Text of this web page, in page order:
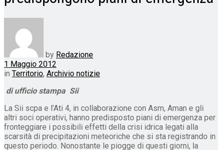
by Redazione
1 Maggio 2012
in Territorio, Archivio notizie
di ufficio stampa Sii
La Sii scpa e l’Ati 4, in collaborazione con Asm, Aman e gli
altri soci operativi, hanno predisposto piani di emergenza per
fronteggiare i possibili effetti della crisi idrica legati alla
scarsità di precipitazioni meteoriche che si sta registrando in
questo periodo. Nonostante le piogge di questi giorni, la